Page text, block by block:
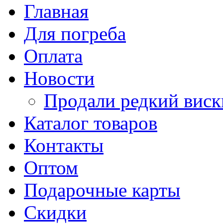
Главная
Для погреба
Оплата
Новости
Продали редкий
Каталог товаров
Контакты
Оптом
Подарочные карты
Скидки